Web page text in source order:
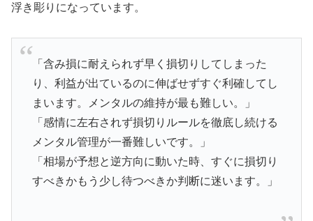
浮き彫りになっています。
「含み損に耐えられず早く損切りしてしまった
り、利益が出ているのに伸ばせずすぐ利確してし
まいます。メンタルの維持が最も難しい。」
「感情に左右されず損切りルールを徹底し続ける
メンタル管理が一番難しいです。」
「相場が予想と逆方向に動いた時、すぐに損切り
すべきかもう少し待つべきか判断に迷います。」